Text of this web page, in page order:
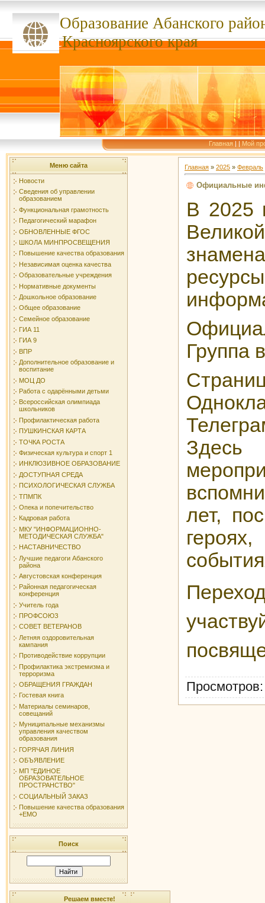
Образование Абанского
сссссссКрасноярского края
Главная | | Мой
Меню сайта
Новости
Сведения об управлении
образованием
Функциональная грамотность
Педагогический марафон
ОБНОВЛЕННЫЕ ФГОС
ШКОЛА МИНПРОСВЕЩЕНИЯ
Повышение качества образования
Независимая оценка качества
Образовательные учреждения
Нормативные документы
Дошкольное образование
Общее образование
Семейное образование
ГИА 11
ГИА 9
ВПР
Дополнительное образование и
воспитание
МОЦ ДО
Работа с одарёнными детьми
Всероссийская олимпиада
школьников
Профилактическая работа
ПУШКИНСКАЯ КАРТА
ТОЧКА РОСТА
Физическая культура и спорт 1
ИНКЛЮЗИВНОЕ ОБРАЗОВАНИЕ
ДОСТУПНАЯ СРЕДА
ПСИХОЛОГИЧЕСКАЯ СЛУЖБА
ТПМПК
Опека и попечительство
Кадровая работа
МКУ "ИНФОРМАЦИОННО-
МЕТОДИЧЕСКАЯ СЛУЖБА"
НАСТАВНИЧЕСТВО
Лучшие педагоги Абанского
района
Августовская конференция
Районная педагогическая
конференция
Учитель года
ПРОФСОЮЗ
СОВЕТ ВЕТЕРАНОВ
Летняя оздоровительная
кампания
Противодействие коррупции
Профилактика экстремизма и
терроризма
ОБРАЩЕНИЯ ГРАЖДАН
Гостевая книга
Материалы семинаров,
совещаний
Муниципальные механизмы
управления качеством
образования
ГОРЯЧАЯ ЛИНИЯ
ОБЪЯВЛЕНИЕ
МП "ЕДИНОЕ
ОБРАЗОВАТЕЛЬНОЕ
ПРОСТРАНСТВО"
СОЦИАЛЬНЫЙ ЗАКАЗ
Повышение качества образования
+ЕМО
Поиск
Решаем вместе!
Главная » 2025 » Февраль
Официальные
В 2025
Группа
лет,
Просмотров